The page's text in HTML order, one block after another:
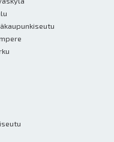
- Turku